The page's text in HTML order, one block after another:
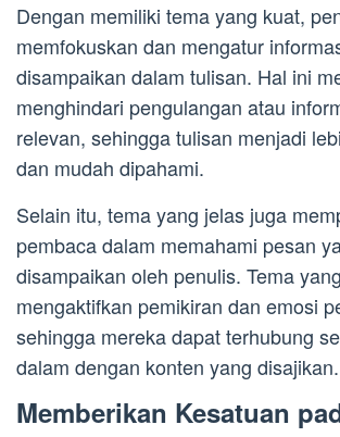
Dengan memiliki tema yang kuat,
memfokuskan dan mengatur
disampaikan dalam tulisan. Hal ini
menghindari pengulangan atau
relevan, sehingga tulisan menjadi
dan mudah dipahami.
Selain itu, tema yang jelas juga
pembaca dalam memahami pesan
disampaikan oleh penulis. Tema
mengaktifkan pemikiran dan emosi
sehingga mereka dapat terhubung
dalam dengan konten yang disajikan.
Memberikan Kesatuan